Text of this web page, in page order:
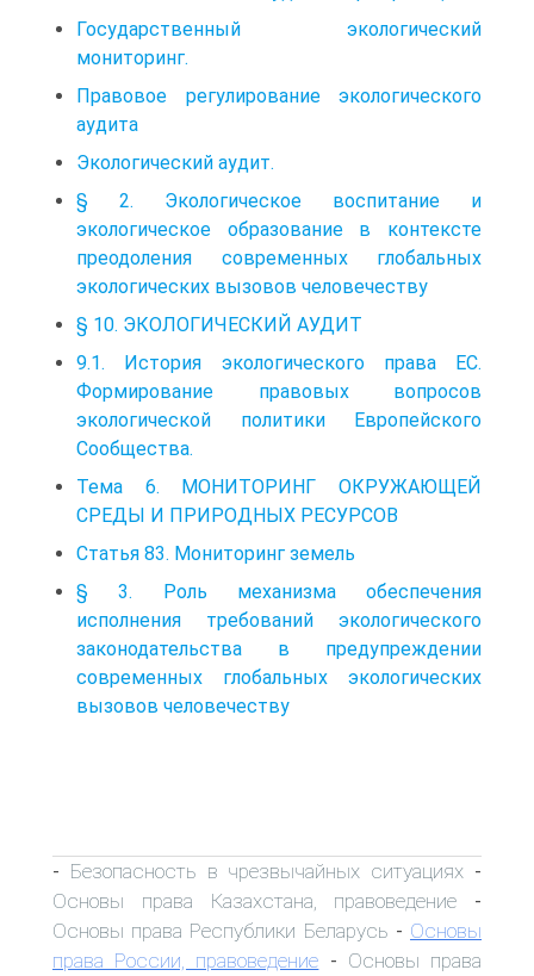
Государственный экологический
мониторинг.
Правовое регулирование экологического
аудита
Экологический аудит.
§ 2. Экологическое воспитание и
экологическое образование в контексте
преодоления современных глобальных
экологических вызовов человечеству
§ 10. ЭКОЛОГИЧЕСКИЙ АУДИТ
9.1. История экологического права ЕС.
Формирование правовых вопросов
экологической политики Европейского
Сообщества.
Тема 6. МОНИТОРИНГ ОКРУЖАЮЩЕЙ
СРЕДЫ И ПРИРОДНЫХ РЕСУРСОВ
Статья 83. Мониторинг земель
§ 3. Роль механизма обеспечения
исполнения требований экологического
законодательства в предупреждении
современных глобальных экологических
вызовов человечеству
- Безопасность в чрезвычайных ситуациях -
Основы права Казахстана, правоведение -
Основы права Республики Беларусь - Основы
права России, правоведение - Основы права